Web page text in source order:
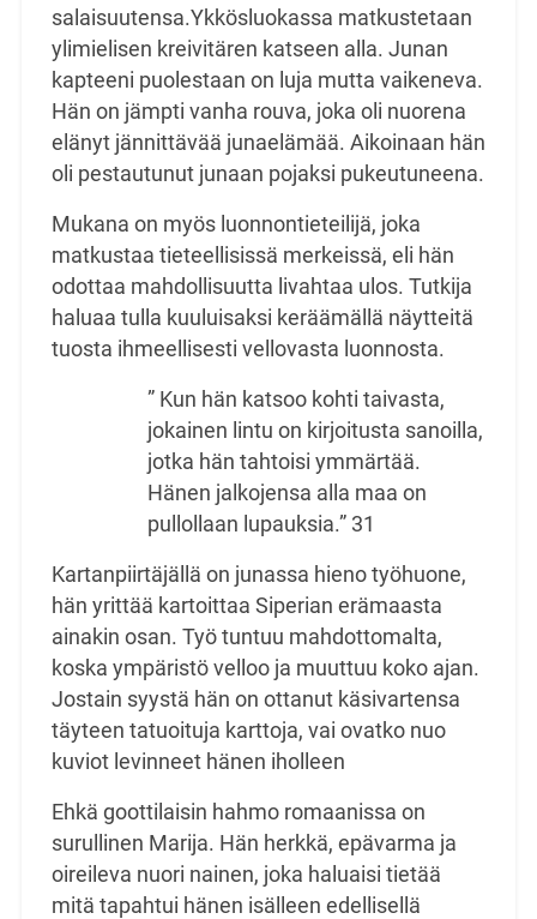
salaisuutensa.Ykkösluokassa matkustetaan
ylimielisen kreivitären katseen alla. Junan
kapteeni puolestaan on luja mutta vaikeneva.
Hän on jämpti vanha rouva, joka oli nuorena
elänyt jännittävää junaelämää. Aikoinaan hän
oli pestautunut junaan pojaksi pukeutuneena.
Mukana on myös luonnontieteilijä, joka
matkustaa tieteellisissä merkeissä, eli hän
odottaa mahdollisuutta livahtaa ulos. Tutkija
haluaa tulla kuuluisaksi keräämällä näytteitä
tuosta ihmeellisesti vellovasta luonnosta.
” Kun hän katsoo kohti taivasta,
jokainen lintu on kirjoitusta sanoilla,
jotka hän tahtoisi ymmärtää.
Hänen jalkojensa alla maa on
pullollaan lupauksia.” 31
Kartanpiirtäjällä on junassa hieno työhuone,
hän yrittää kartoittaa Siperian erämaasta
ainakin osan. Työ tuntuu mahdottomalta,
koska ympäristö velloo ja muuttuu koko ajan.
Jostain syystä hän on ottanut käsivartensa
täyteen tatuoituja karttoja, vai ovatko nuo
kuviot levinneet hänen iholleen
Ehkä goottilaisin hahmo romaanissa on
surullinen Marija. Hän herkkä, epävarma ja
oireileva nuori nainen, joka haluaisi tietää
mitä tapahtui hänen isälleen edellisellä